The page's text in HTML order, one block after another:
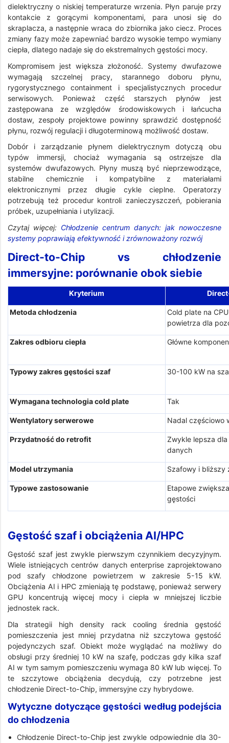
dielektryczny o niskiej temperaturze wrzenia. Płyn paruje przy
kontakcie z gorącymi komponentami, para unosi się do
skraplacza, a następnie wraca do zbiornika jako ciecz. Proces
zmiany fazy może zapewniać bardzo wysokie tempo wymiany
ciepła, dlatego nadaje się do ekstremalnych gęstości mocy.
Kompromisem jest większa złożoność. Systemy dwufazowe
wymagają szczelnej pracy, starannego doboru płynu,
rygorystycznego containment i specjalistycznych procedur
serwisowych. Ponieważ część starszych płynów jest
zastępowana ze względów środowiskowych i łańcucha
dostaw, zespoły projektowe powinny sprawdzić dostępność
płynu, rozwój regulacji i długoterminową możliwość dostaw.
Dobór i zarządzanie płynem dielektrycznym dotyczą obu
typów immersji, chociaż wymagania są ostrzejsze dla
systemów dwufazowych. Płyny muszą być nieprzewodzące,
stabilne chemicznie i kompatybilne z materiałami
elektronicznymi przez długie cykle cieplne. Operatorzy
potrzebują też procedur kontroli zanieczyszczeń, pobierania
próbek, uzupełniania i utylizacji.
Czytaj więcej: Chłodzenie centrum danych: jak nowoczesne
systemy poprawiają efektywność i zrównoważony rozwój
Direct-to-Chip vs chłodzenie
immersyjne: porównanie obok siebie
Kryterium
Metoda chłodzenia
Cold plate na
powietrza dla
Zakres odbioru ciepła Główne
Typowy zakres gęstości szaf 30-100 kW na
Wymagana technologia cold plate Tak
Wentylatory serwerowe Nadal częściowo
Przydatność do retrofit
Zwykle lepsza
danych
Model utrzymania Szafowy i bliższy
Typowe zastosowanie
Etapowe
gęstości
Gęstość szaf i obciążenia AI/HPC
Gęstość szaf jest zwykle pierwszym czynnikiem decyzyjnym.
Wiele istniejących centrów danych enterprise zaprojektowano
pod szafy chłodzone powietrzem w zakresie 5-15 kW.
Obciążenia AI i HPC zmieniają tę podstawę, ponieważ serwery
GPU koncentrują więcej mocy i ciepła w mniejszej liczbie
jednostek rack.
Dla strategii high density rack cooling średnia gęstość
pomieszczenia jest mniej przydatna niż szczytowa gęstość
pojedynczych szaf. Obiekt może wyglądać na możliwy do
obsługi przy średniej 10 kW na szafę, podczas gdy kilka szaf
AI w tym samym pomieszczeniu wymaga 80 kW lub więcej. To
te szczytowe obciążenia decydują, czy potrzebne jest
chłodzenie Direct-to-Chip, immersyjne czy hybrydowe.
Wytyczne dotyczące gęstości według podejścia
do chłodzenia
Chłodzenie Direct-to-Chip jest zwykle odpowiednie dla 30-